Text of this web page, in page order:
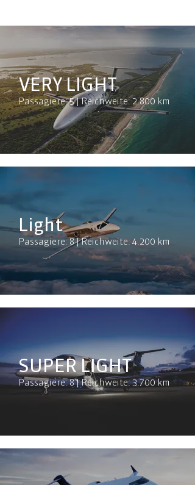
VERY LIGHT
Passagiere: 5 | Reichweite: 2.800 km
Light
Passagiere: 8 | Reichweite: 4.200 km
SUPER LIGHT
Passagiere: 8 | Reichweite: 3.700 km